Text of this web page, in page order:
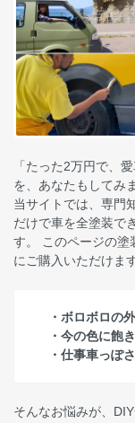
「たった2万円で、
を、あなたもしてみ
当サイトでは、専門
だけで車を全塗装で
す。 このページの塗
にご購入いただけます
・ボロボロの
・今の色に飽
・仕事車っぽ
そんなお悩みが、